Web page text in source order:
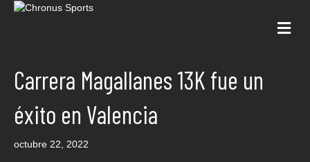
Carrera Magallanes 13K fue un
éxito en Valencia
octubre 22, 2022